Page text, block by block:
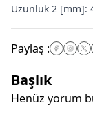
Uzunluk 2 [mm]:
Paylaş :
Başlık
Henüz yorum